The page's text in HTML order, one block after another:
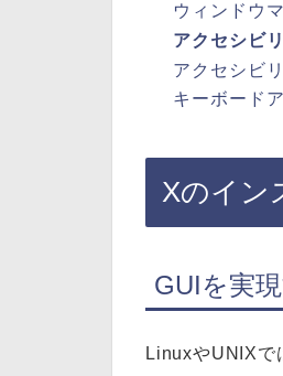
ウィンドウ
アクセシビ
アクセシビ
キーボード
Xのイン
GUIを実
LinuxやUNIXで